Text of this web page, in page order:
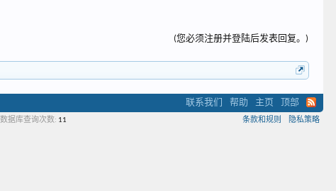
(您必须注册并登陆后发表回复。)
联系我们 帮助 主页 顶部
条款和规则 隐私策略
数据库查询次数: 11